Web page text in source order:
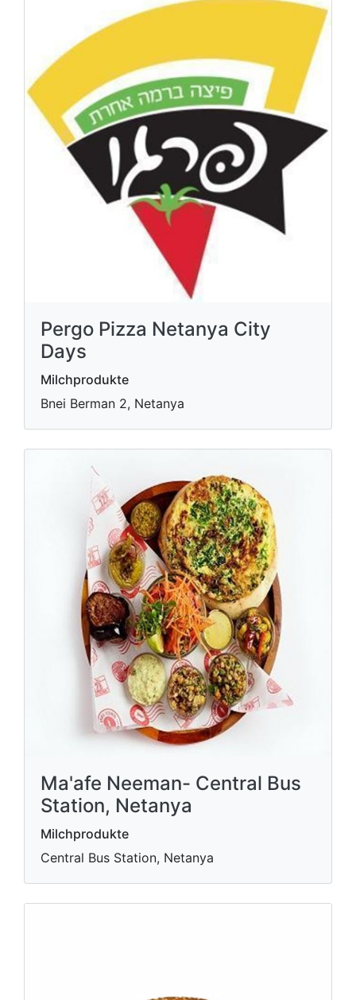
Pergo Pizza Netanya City
Days
Milchprodukte
Bnei Berman 2, Netanya
Ma'afe Neeman- Central Bus
Station, Netanya
Milchprodukte
Central Bus Station, Netanya